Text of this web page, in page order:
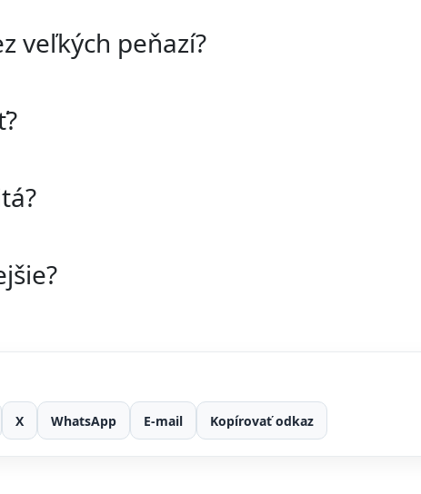
veľkých peňazí?
X WhatsApp E-mail Kopírovať odkaz